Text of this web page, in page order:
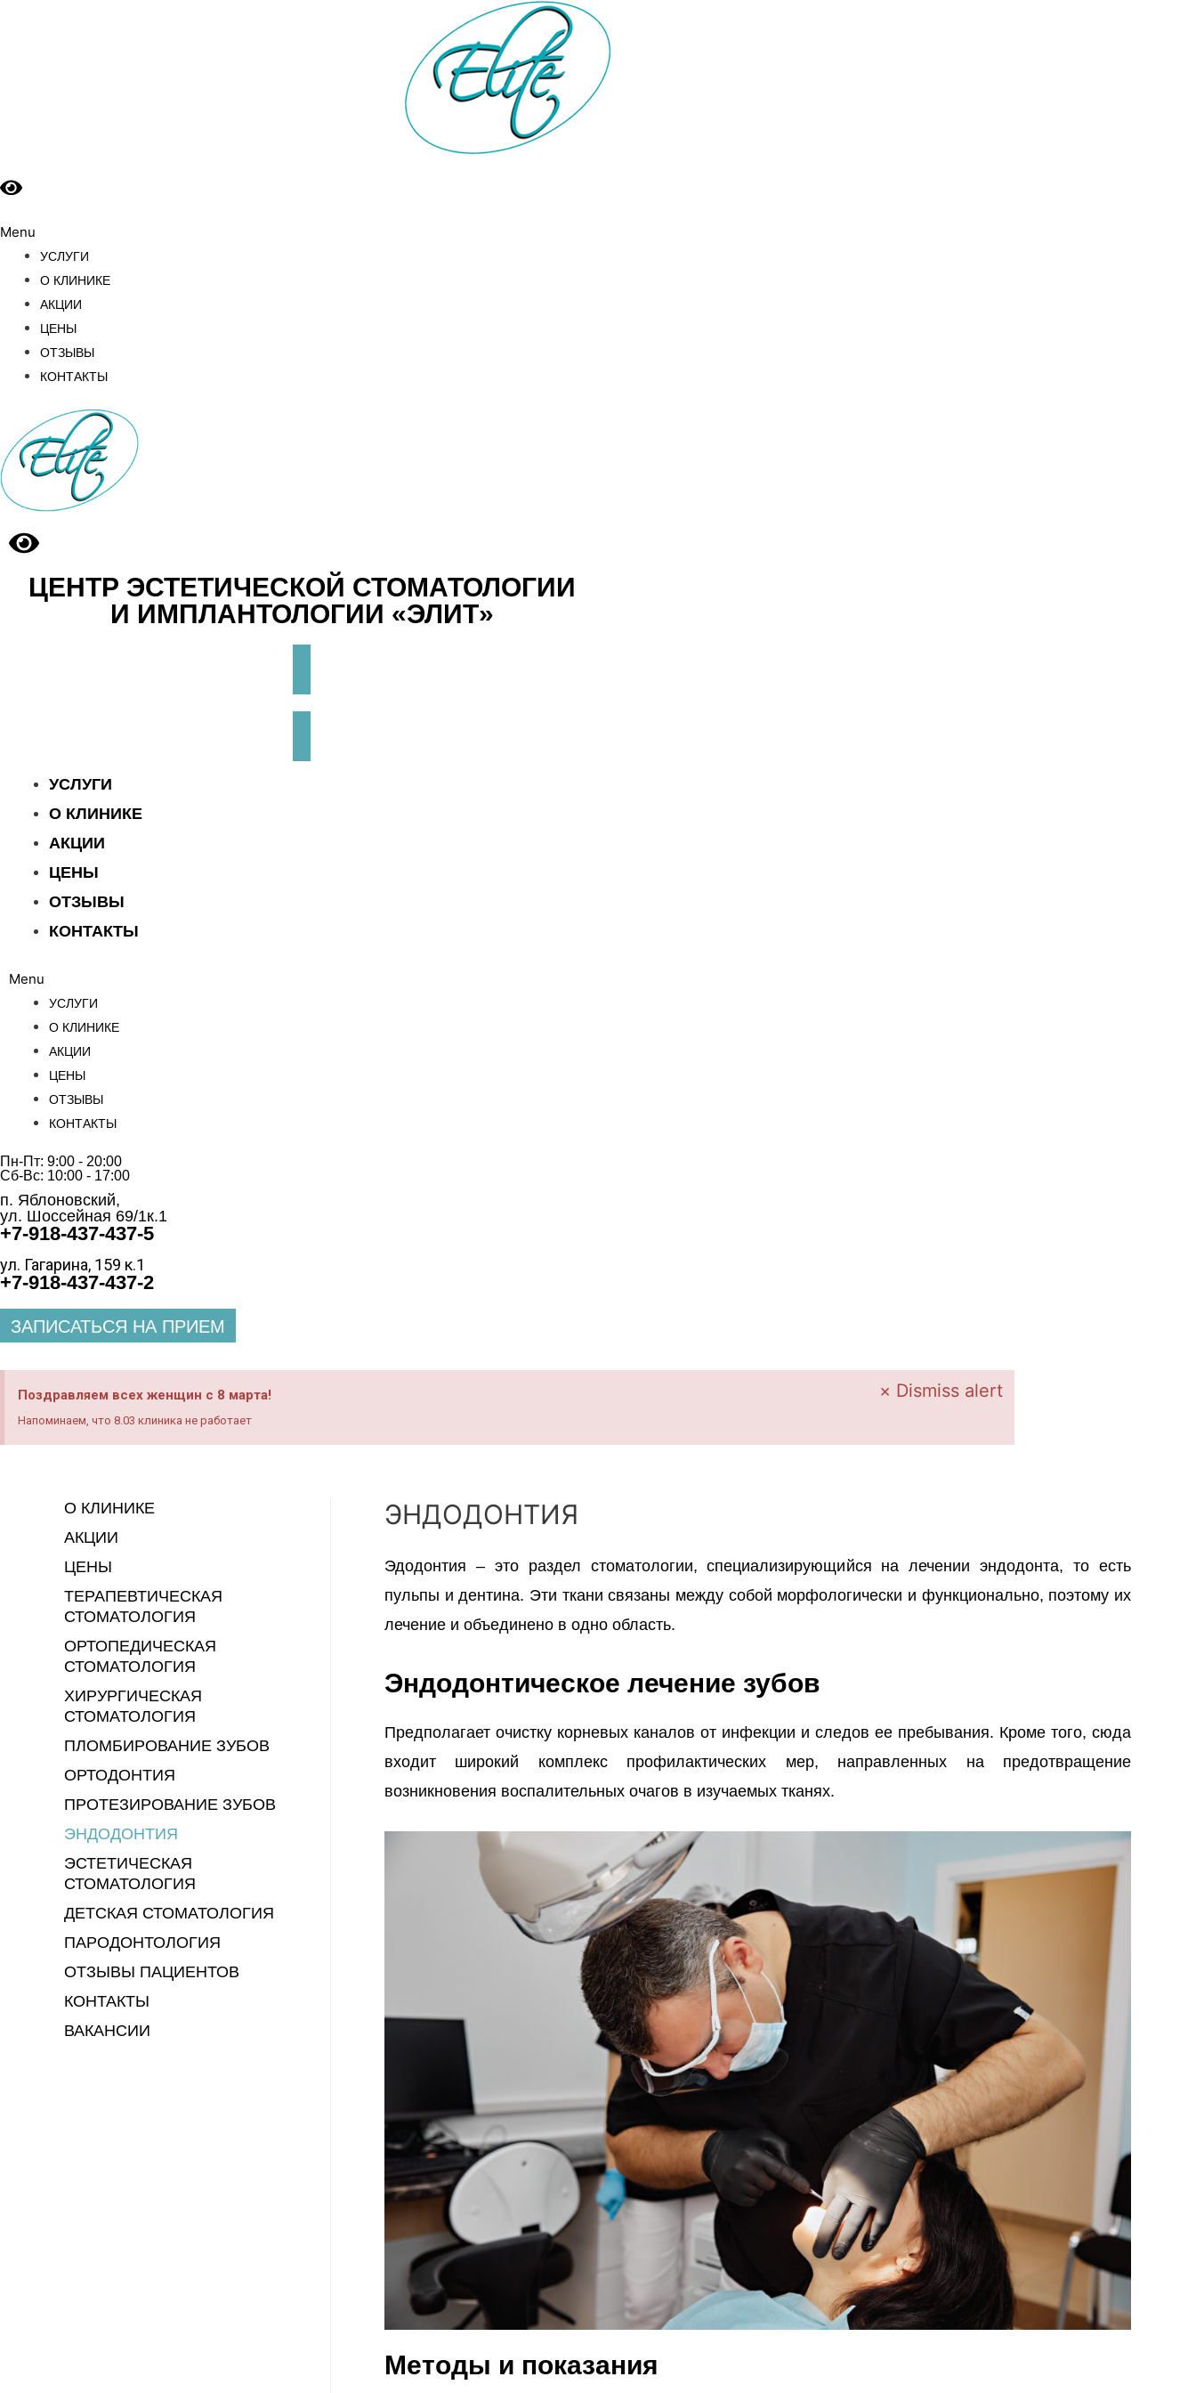
Menu
УСЛУГИ
О КЛИНИКЕ
АКЦИИ
ЦЕНЫ
ОТЗЫВЫ
КОНТАКТЫ
ЦЕНТР ЭСТЕТИЧЕСКОЙ СТОМАТОЛОГИИ
И ИМПЛАНТОЛОГИИ «ЭЛИТ»
УСЛУГИ
О КЛИНИКЕ
АКЦИИ
ЦЕНЫ
ОТЗЫВЫ
КОНТАКТЫ
Menu
УСЛУГИ
О КЛИНИКЕ
АКЦИИ
ЦЕНЫ
ОТЗЫВЫ
КОНТАКТЫ
Пн-Пт: 9:00 - 20:00
Сб-Вс: 10:00 - 17:00
п. Яблоновский,
ул. Шоссейная 69/1к.1
+7-918-437-437-5
ул. Гагарина, 159 к.1
+7-918-437-437-2
ЗАПИСАТЬСЯ НА ПРИЕМ
Поздравляем всех женщин с 8 марта!
Напоминаем, что 8.03 клиника не работает
× Dismiss alert
О КЛИНИКЕ
АКЦИИ
ЦЕНЫ
ТЕРАПЕВТИЧЕСКАЯ
СТОМАТОЛОГИЯ
ОРТОПЕДИЧЕСКАЯ
СТОМАТОЛОГИЯ
ХИРУРГИЧЕСКАЯ
СТОМАТОЛОГИЯ
ПЛОМБИРОВАНИЕ ЗУБОВ
ОРТОДОНТИЯ
ПРОТЕЗИРОВАНИЕ ЗУБОВ
ЭНДОДОНТИЯ
ЭСТЕТИЧЕСКАЯ
СТОМАТОЛОГИЯ
ДЕТСКАЯ СТОМАТОЛОГИЯ
ПАРОДОНТОЛОГИЯ
ОТЗЫВЫ ПАЦИЕНТОВ
КОНТАКТЫ
ВАКАНСИИ
ЭНДОДОНТИЯ
Эдодонтия – это раздел стоматологии, специализирующийся на лечении эндодонта, то есть
пульпы и дентина. Эти ткани связаны между собой морфологически и функционально, поэтому их
лечение и объединено в одно область.
Эндодонтическое лечение зубов
Предполагает очистку корневых каналов от инфекции и следов ее пребывания. Кроме того, сюда
входит широкий комплекс профилактических мер, направленных на предотвращение
возникновения воспалительных очагов в изучаемых тканях.
Методы и показания